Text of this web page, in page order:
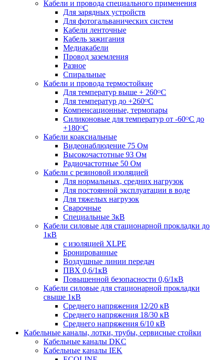
Кабели и провода специального применения
Для зарядных устройств
Для фотогальванических систем
Кабели ленточные
Кабель зажигания
Медиакабели
Провод заземления
Разное
Спиральные
Кабели и провода термостойкие
Для температур выше + 260ᴼС
Для температур до +260ᴼС
Компенсационные, термопары
Силиконовые для температур от -60ᴼC до
+180ᴼС
Кабели коаксиальные
Видеонаблюдение 75 Ом
Высокочастотные 93 Ом
Радиочастотные 50 Ом
Кабели с резиновой изоляцией
Для нормальных, средних нагрузок
Для постоянной эксплуатации в воде
Для тяжелых нагрузок
Сварочные
Специальные 3кВ
Кабели силовые для стационарной прокладки до
1кВ
c изоляцией XLPE
Бронированные
Воздушные линии передач
ПВХ 0,6/1кВ
Повышенной безопасности 0,6/1кВ
Кабели силовые для стационарной прокладки
свыше 1кВ
Среднего напряжения 12/20 кВ
Среднего напряжения 18/30 кВ
Среднего напряжения 6/10 кВ
Кабельные каналы, лотки, трубы, сервисные стойки
Кабельные каналы DKC
Кабельные каналы IEK